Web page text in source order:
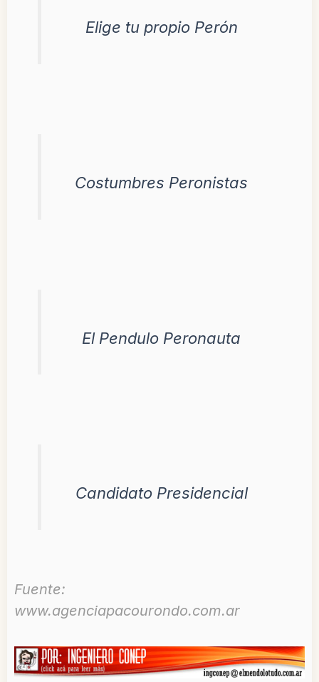
Elige tu propio Perón
Costumbres Peronistas
El Pendulo Peronauta
Candidato Presidencial
Fuente:
www.agenciapacourondo.com.ar